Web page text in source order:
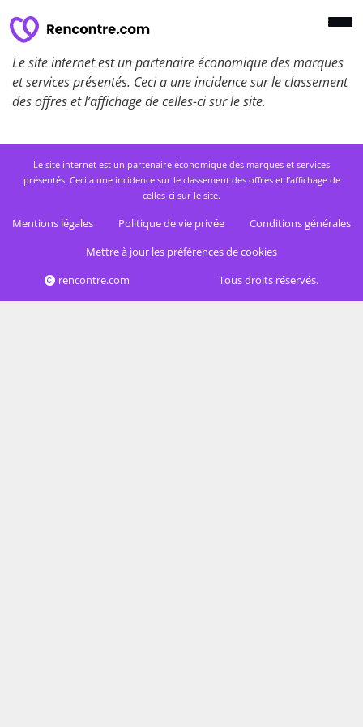
Le site internet est un partenaire économique des marques
et services présentés. Ceci a une incidence sur le classement
des offres et l’affichage de celles-ci sur le site.
Le site internet est un partenaire économique des marques et services
présentés. Ceci a une incidence sur le classement des offres et l’affichage de
celles-ci sur le site.
Mentions légales Politique de vie privée
Conditions générales
Mettre à jour les préférences de cookies
rencontre.com
Tous droits réservés.